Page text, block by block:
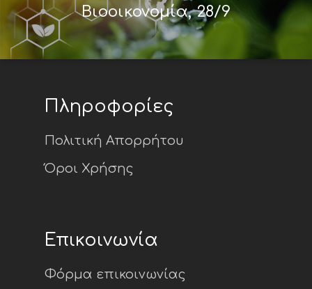
Βιοοικονομία, 28/9
Πληροφορίες
Πολιτική Απορρήτου
Όροι Χρήσης
Επικοινωνία
Φόρμα επικοινωνίας